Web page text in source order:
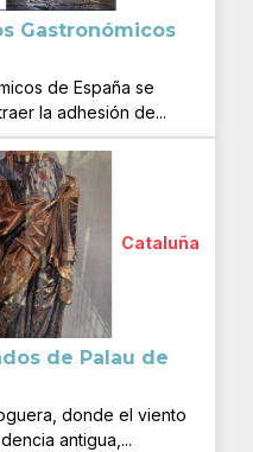
Gastronómicos
de España se
la adhesión de...
Cataluña
de Palau de
donde el viento
antigua,...